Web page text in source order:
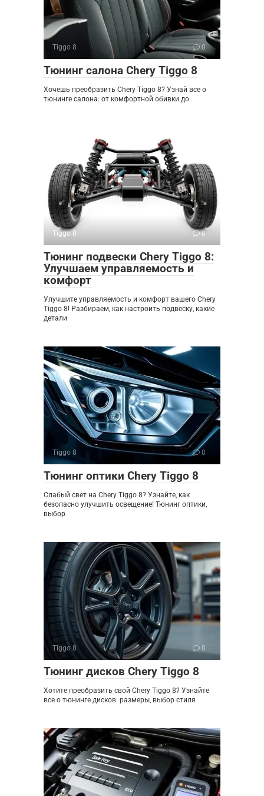
Tiggo 8 0
Тюнинг салона Chery Tiggo 8
Хочешь преобразить Chery Tiggo 8? Узнай все о
тюнинге салона: от комфортной обивки до
Tiggo 8 0
Тюнинг подвески Chery Tiggo 8:
Улучшаем управляемость и
комфорт
Улучшите управляемость и комфорт вашего Chery
Tiggo 8! Разбираем, как настроить подвеску, какие
детали
Tiggo 8 0
Тюнинг оптики Chery Tiggo 8
Слабый свет на Chery Tiggo 8? Узнайте, как
безопасно улучшить освещение! Тюнинг оптики,
выбор
Tiggo 8 0
Тюнинг дисков Chery Tiggo 8
Хотите преобразить свой Chery Tiggo 8? Узнайте
все о тюнинге дисков: размеры, выбор стиля